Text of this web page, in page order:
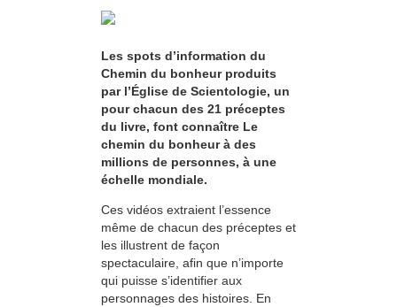
Les spots d’information du
Chemin du bonheur produits
par l’Église de Scientologie, un
pour chacun des 21 préceptes
du livre, font connaître Le
chemin du bonheur à des
millions de personnes, à une
échelle mondiale.
Ces vidéos extraient l’essence
même de chacun des préceptes et
les illustrent de façon
spectaculaire, afin que n’importe
qui puisse s’identifier aux
personnages des histoires. En